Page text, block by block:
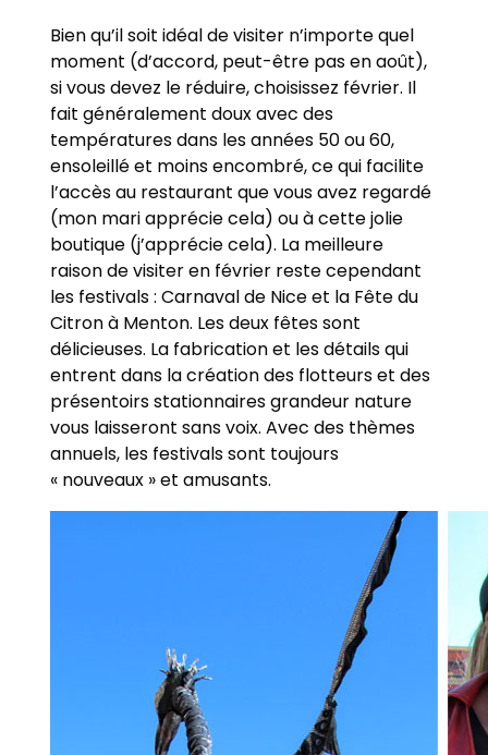
Bien qu’il soit idéal de visiter n’importe quel
moment (d’accord, peut-être pas en août),
si vous devez le réduire, choisissez février. Il
fait généralement doux avec des
températures dans les années 50 ou 60,
ensoleillé et moins encombré, ce qui facilite
l’accès au restaurant que vous avez regardé
(mon mari apprécie cela) ou à cette jolie
boutique (j’apprécie cela). La meilleure
raison de visiter en février reste cependant
les festivals : Carnaval de Nice et la Fête du
Citron à Menton. Les deux fêtes sont
délicieuses. La fabrication et les détails qui
entrent dans la création des flotteurs et des
présentoirs stationnaires grandeur nature
vous laisseront sans voix. Avec des thèmes
annuels, les festivals sont toujours
« nouveaux » et amusants.